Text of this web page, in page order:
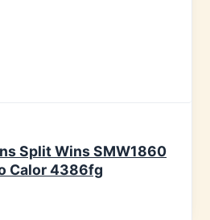
Split Wins SMW1860
Calor 4386fg